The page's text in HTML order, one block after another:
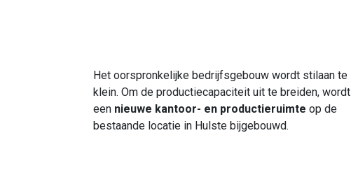
Het oorspronkelijke bedrijfsgebouw wordt stilaan te
klein. Om de productiecapaciteit uit te breiden, wordt
een nieuwe kantoor- en productieruimte op de
bestaande locatie in Hulste bijgebouwd.